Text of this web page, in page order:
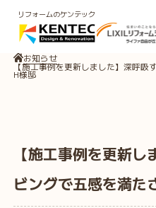
リフォームのケンテック
お知らせ
【施工事例を更新しました】深呼
H様邸
【施工事例を更新
ビングで五感を満